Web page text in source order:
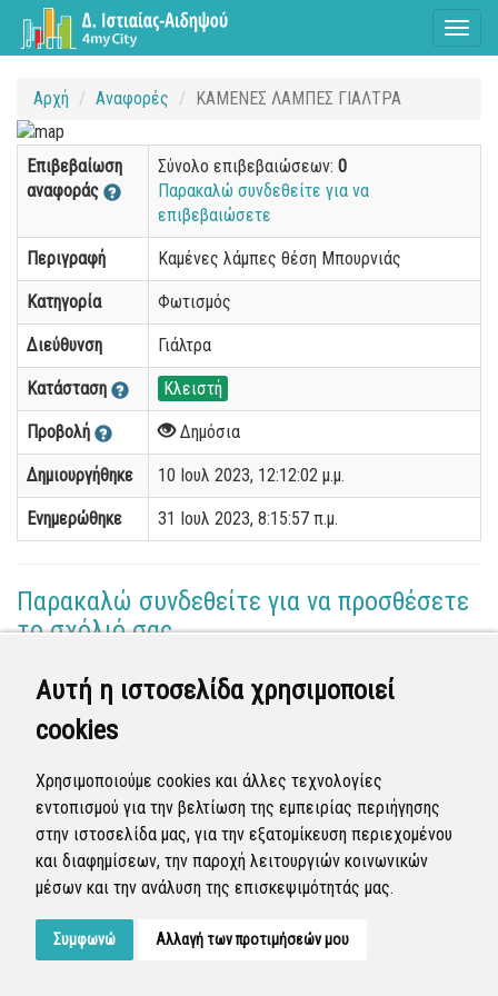
Αυτή η ιστοσελίδα χρησιμοποιεί
cookies
Χρησιμοποιούμε cookies και άλλες τεχνολογίες
εντοπισμού για την βελτίωση της εμπειρίας περιήγησης
στην ιστοσελίδα μας, για την εξατομίκευση περιεχομένου
και διαφημίσεων, την παροχή λειτουργιών κοινωνικών
μέσων και την ανάλυση της επισκεψιμότητάς μας.
Συμφωνώ Αλλαγή των προτιμήσεών μου
Αρχή Αναφορές ΚΑΜΕΝΕΣ ΛΑΜΠΕΣ ΓΙΑΛΤΡΑ
Επιβεβαίωση
αναφοράς
Σύνολο επιβεβαιώσεων: 0
Παρακαλώ συνδεθείτε για να
επιβεβαιώσετε
Περιγραφή Καμένες λάμπες θέση Μπουρνιάς
Κατηγορία Φωτισμός
Διεύθυνση Γιάλτρα
Κατάσταση Κλειστή
Προβολή Δημόσια
Δημιουργήθηκε 10 Ιουλ 2023, 12:12:02 μ.μ.
Ενημερώθηκε 31 Ιουλ 2023, 8:15:57 π.μ.
Παρακαλώ συνδεθείτε για να προσθέσετε
το σχόλιό σας
Γεωργία Κωνσταντάγκα
(Επόπτης)
Ολοκληρώθηκε η διεκπεραίωση της αναφοράς από
τον Δήμο.
Κλειστή